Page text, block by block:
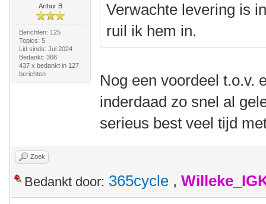
Arthur B
Berichten: 125
Topics: 5
Lid sinds: Jul 2024
Bedankt: 366
437 x bedankt in 127
berichten
Verwachte levering is
ruil ik hem in.
Nog een voordeel t.o.v.
inderdaad zo snel al
serieus best veel tijd
Zoek
Bedankt door: 365cycle ,